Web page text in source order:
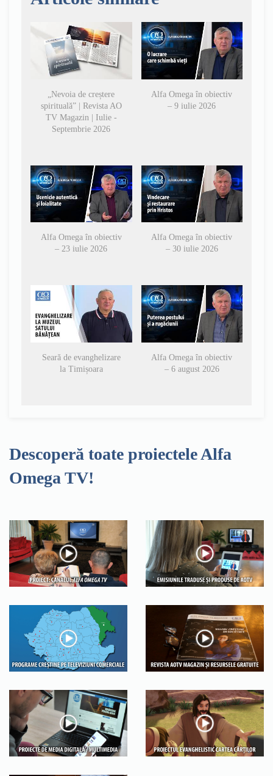
„Nevoia de creștere
spirituală” | Revista AO
TV Magazin | Iulie -
Septembrie 2026
Alfa Omega în obiectiv
– 9 iulie 2026
Alfa Omega în obiectiv
– 23 iulie 2026
Alfa Omega în obiectiv
– 30 iulie 2026
Seară de evanghelizare
la Timișoara
Alfa Omega în obiectiv
– 6 august 2026
Descoperă toate proiectele Alfa
Omega TV!